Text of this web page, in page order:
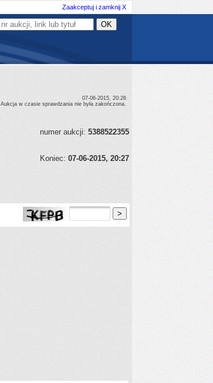
Zaakceptuj i zamknij X
07-06-2015, 20:26
Aukcja w czasie sprawdzania nie była zakończona.
numer aukcji: 5388522355
Koniec: 07-06-2015, 20:27